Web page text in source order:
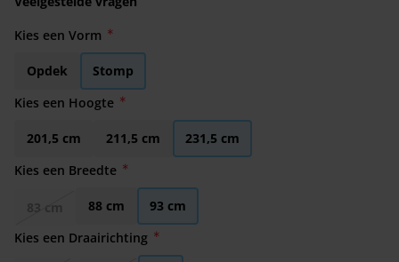
Kies een Vorm
Opdek
Stomp
Kies een Hoogte
201,5 cm 211,5 cm
231,5 cm
Kies een Breedte
88 cm
93 cm
Kies een Draairichting